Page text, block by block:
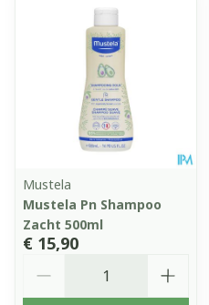
Mustela
Mustela Pn Shampoo
Zacht 500ml
€ 15,90